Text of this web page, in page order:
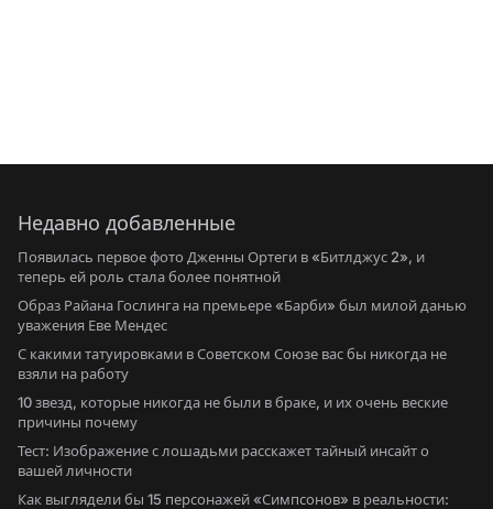
Недавно добавленные
Появилась первое фото Дженны Ортеги в «Битлджус 2», и
теперь ей роль стала более понятной
Образ Райана Гослинга на премьере «Барби» был милой данью
уважения Еве Мендес
С какими татуировками в Советском Союзе вас бы никогда не
взяли на работу
10 звезд, которые никогда не были в браке, и их очень веские
причины почему
Тест: Изображение с лошадьми расскажет тайный инсайт о
вашей личности
Как выглядели бы 15 персонажей «Симпсонов» в реальности: